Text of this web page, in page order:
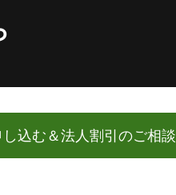
込む＆法人割引のご相談